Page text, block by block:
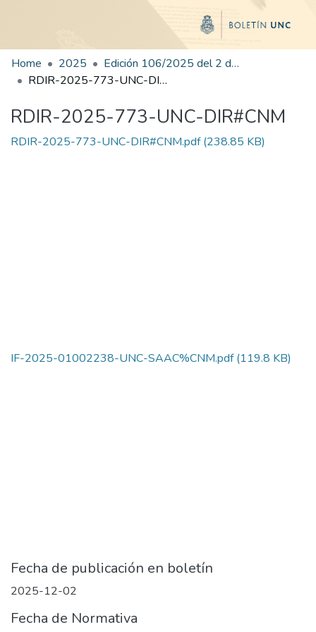
Home 2025
Edición 106/2025 del 2 de diciembre de 2025
RDIR-2025-773-UNC-DIR#CNM
RDIR-2025-773-UNC-DIR#CNM
RDIR-2025-773-UNC-DIR#CNM.pdf(238.85 KB)
IF-2025-01002238-UNC-SAAC%CNM.pdf(119.8 KB)
Fecha de publicación en boletín
2025-12-02
Fecha de Normativa